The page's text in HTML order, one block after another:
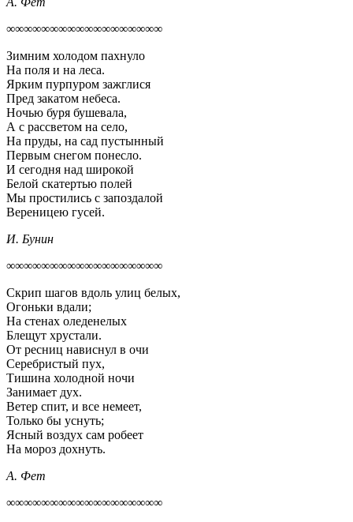
∞∞∞∞∞∞∞∞∞∞∞∞∞∞∞∞∞∞
Зимним холодом пахнуло
На поля и на леса.
Ярким пурпуром зажглися
Пред закатом небеса.
Ночью буря бушевала,
А с рассветом на село,
На пруды, на сад пустынный
Первым снегом понесло.
И сегодня над широкой
Белой скатертью полей
Мы простились с запоздалой
Вереницею гусей.
И. Бунин
∞∞∞∞∞∞∞∞∞∞∞∞∞∞∞∞∞∞
Скрип шагов вдоль улиц белых,
Огоньки вдали;
На стенах оледенелых
Блещут хрустали.
От ресниц нависнул в очи
Серебристый пух,
Тишина холодной ночи
Занимает дух.
Ветер спит, и все немеет,
Только бы уснуть;
Ясный воздух сам робеет
На мороз дохнуть.
А. Фет
∞∞∞∞∞∞∞∞∞∞∞∞∞∞∞∞∞∞